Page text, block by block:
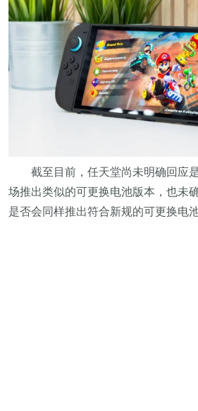
截至目前，任天堂尚未明确回应
场推出类似的可更换电池版本，也未
是否会同样推出符合新规的可更换电池